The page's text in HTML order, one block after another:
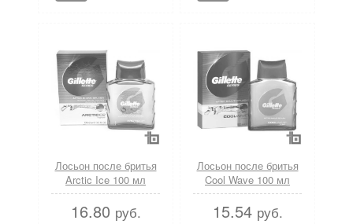
Лосьон после бритья
Arctic Ice 100 мл
Gillette
16.80 руб.
Лосьон после бритья
Cool Wave 100 мл
Gillette
15.54 руб.